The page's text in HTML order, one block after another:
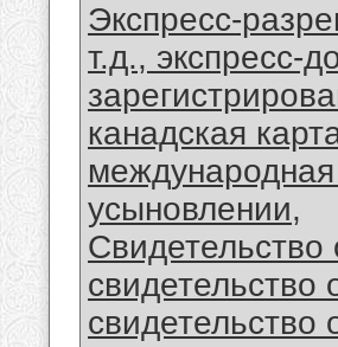
Экспресс-
т.д., экспресс-
канадская
международная
усыновлении,
свидетельство
свидетельство